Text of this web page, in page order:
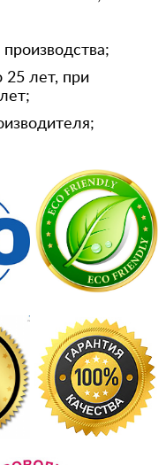
25 лет, при